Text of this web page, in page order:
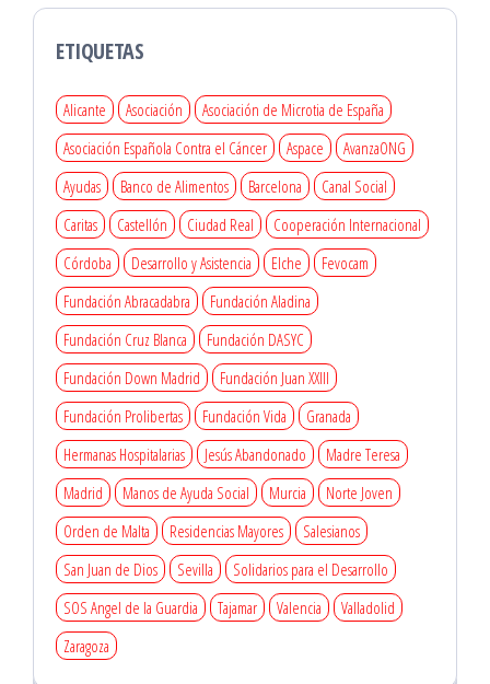
ETIQUETAS
Alicante Asociación
Asociación de Microtia de España
Asociación Española Contra el Cáncer
Aspace
AvanzaONG
Ayudas
Banco de Alimentos Barcelona
Canal Social
Caritas
Castellón Ciudad Real
Cooperación Internacional
Córdoba
Desarrollo y Asistencia Elche
Fevocam
Fundación Abracadabra
Fundación Aladina
Fundación Cruz Blanca
Fundación DASYC
Fundación Down Madrid
Fundación Juan XXIII
Fundación Prolibertas
Fundación Vida
Granada
Hermanas Hospitalarias
Jesús Abandonado
Madre Teresa
Madrid
Manos de Ayuda Social Murcia
Norte Joven
Orden de Malta
Residencias Mayores
Salesianos
San Juan de Dios
Sevilla
Solidarios para el Desarrollo
SOS Angel de la Guardia
Tajamar Valencia
Valladolid
Zaragoza